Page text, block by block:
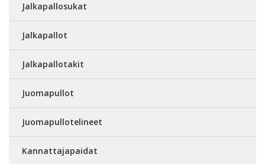
Jalkapallosukat
Jalkapallot
Jalkapallotakit
Juomapullot
Juomapullotelineet
Kannattajapaidat